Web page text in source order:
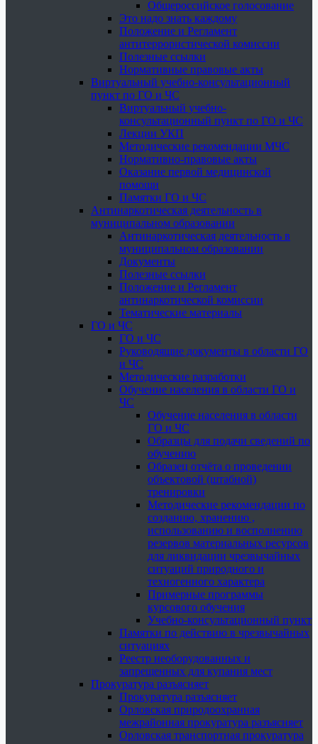
Общероссийское голосование
Это надо знать каждому
Положение и Регламент
антитеррористической комиссии
Полезные ссылки
Нормативные правовые акты
Виртуальный учебно-консультационный
пункт по ГО и ЧС
Виртуальный учебно-
консультационный пункт по ГО и ЧС
Лекции УКП
Методические рекомендации МЧС
Нормативно-правовые акты
Оказание первой медицинской
помощи
Памятки ГО и ЧС
Антинаркотическая деятельность в
муниципальном образовании
Антинаркотическая деятельность в
муниципальном образовании
Документы
Полезные ссылки
Положение и Регламент
антинаркотической комиссии
Тематические материалы
ГО и ЧС
ГО и ЧС
Руководящие документы в области ГО
и ЧС
Методические разработки
Обучение населения в области ГО и
ЧС
Обучение населения в области
ГО и ЧС
Образцы для подачи сведений по
обучению
Образец отчёта о проведении
объектовой (штабной)
тренировки
Методические рекомендации по
созданию, хранению ,
использованию и восполнению
резервов материальных ресурсов
для ликвидации чрезвычайных
ситуаций природного и
техногенного характера
Примерные программы
курсового обучения
Учебно-консультационный пункт
Памятки по действию в чрезвычайных
ситуациях
Реестр необорудованных и
запрещенных для купания мест
Прокуратура разъясняет
Прокуратура разъясняет
Орловская природоохранная
межрайонная прокуратура разъясняет
Орловская транспортная прокуратура